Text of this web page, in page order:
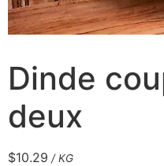
Dinde
deux
$10.29 / KG